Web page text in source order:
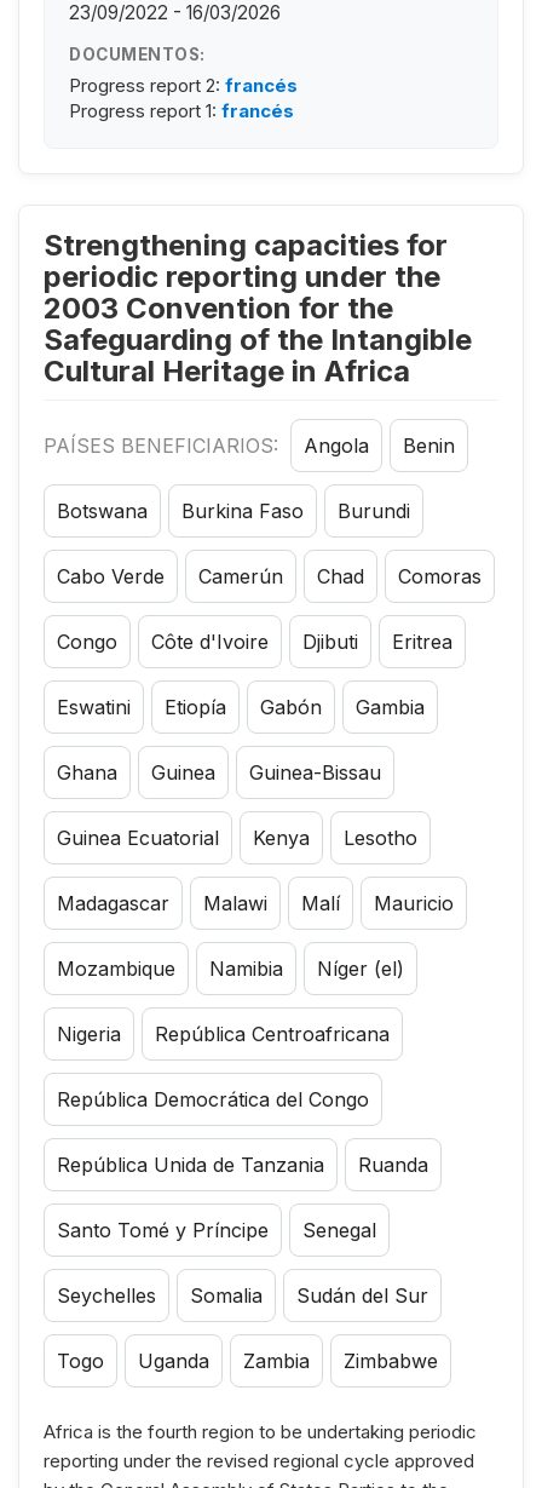
23/09/2022 - 16/03/2026
DOCUMENTOS:
Progress report 2: francés
Progress report 1: francés
Strengthening capacities for
periodic reporting under the
2003 Convention for the
Safeguarding of the Intangible
Cultural Heritage in Africa
PAÍSES BENEFICIARIOS: Angola Benin
Botswana Burkina Faso Burundi
Cabo Verde Camerún Chad Comoras
Congo Côte d'Ivoire Djibuti Eritrea
Eswatini Etiopía Gabón Gambia
Ghana Guinea Guinea-Bissau
Guinea Ecuatorial Kenya Lesotho
Madagascar Malawi Malí Mauricio
Mozambique Namibia Níger (el)
Nigeria República Centroafricana
República Democrática del Congo
República Unida de Tanzania Ruanda
Santo Tomé y Príncipe Senegal
Seychelles Somalia Sudán del Sur
Togo Uganda Zambia Zimbabwe
Africa is the fourth region to be undertaking periodic
reporting under the revised regional cycle approved